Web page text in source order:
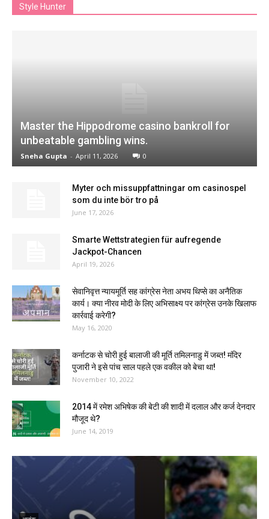
Style Hunter
Master the Hippodrome casino bankroll for
unbeatable gambling wins.
Sneha Gupta - April 11, 2026 0
Myter och missuppfattningar om casinospel
som du inte bör tro på
June 17, 2026
Smarte Wettstrategien für aufregende
Jackpot-Chancen
April 19, 2026
सेवानिवृत्त न्यायमूर्ति सह कांग्रेस नेता अभय थिप्से का अनैतिक
कार्य। क्या नीरव मोदी के लिए अभिसाक्ष्य पर कांग्रेस उनके खिलाफ
कार्रवाई करेगी?
May 16, 2020
कर्नाटक से चोरी हुई बालाजी की मूर्ति तमिलनाडु में जब्त! मंदिर
पुजारी ने इसे पांच साल पहले एक वकील को बेचा था!
November 10, 2022
2014 में रमेश अभिषेक की बेटी की शादी में दलाल और कर्ज देनदार
मौजूद थे?
June 14, 2019